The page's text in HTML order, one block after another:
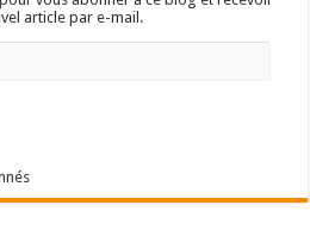
article par e-mail.